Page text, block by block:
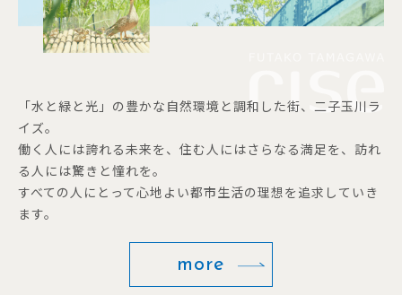
「水と緑と光」の豊かな自然環境と調和した街、二子玉川ラ
イズ。
働く人には誇れる未来を、住む人にはさらなる満足を、訪れ
る人には驚きと憧れを。
すべての人にとって心地よい都市生活の理想を追求していき
ます。
more